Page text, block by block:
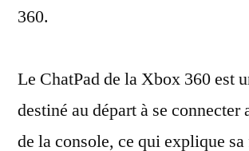
360.
Le ChatPad de la Xbox 360 est
destiné au départ à se connecter
de la console, ce qui explique